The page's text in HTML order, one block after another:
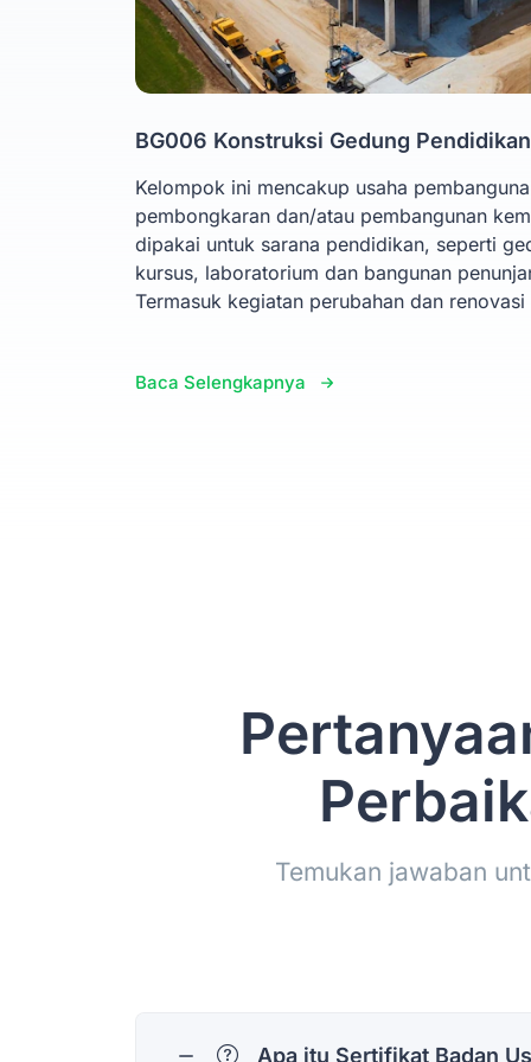
BG006 Konstruksi Gedung Pendidikan
Kelompok ini mencakup usaha
pembongkaran dan/atau pembangunan
dipakai untuk sarana pendidikan, seperti
kursus, laboratorium dan bangunan
Termasuk kegiatan perubahan dan
Baca Selengkapnya
Temukan jawaban
Apa itu Sertifikat Badan